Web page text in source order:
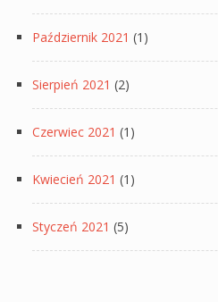
Październik 2021 (1)
Sierpień 2021 (2)
Czerwiec 2021 (1)
Kwiecień 2021 (1)
Styczeń 2021 (5)